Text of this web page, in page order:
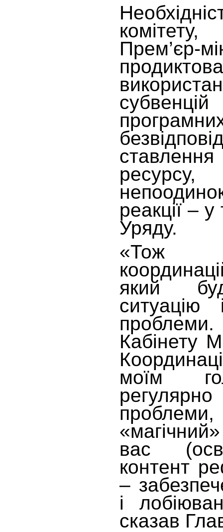
Прем’єр-
реакції –
Уряду.
«Тож
який
ситуацію
проблеми.
Кабінету
моїм
вас
контент
–
і
сказав